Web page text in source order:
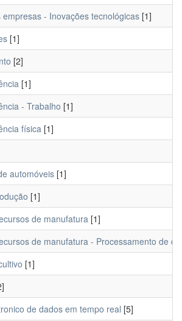
- Inovações tecnológicas [1]
[1]
[2]
[1]
- Trabalho [1]
física [1]
automóveis [1]
[1]
de manufatura [1]
de manufatura - Processamento de
[1]
de dados em tempo real [5]